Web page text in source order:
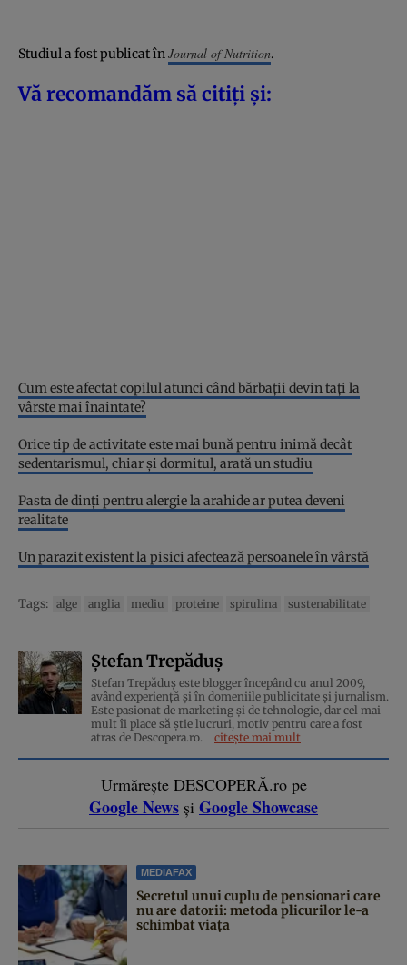
Studiul a fost publicat înJournal of Nutrition.
Vă recomandăm să citiți și:
Cum este afectat copilul atunci când bărbații devin tați la
vârste mai înaintate?
Orice tip de activitate este mai bună pentru inimă decât
sedentarismul, chiar și dormitul, arată un studiu
Pasta de dinți pentru alergie la arahide ar putea deveni
realitate
Un parazit existent la pisici afectează persoanele în vârstă
Tags: alge anglia mediu proteine spirulina sustenabilitate
Ștefan Trepăduș
Ștefan Trepăduș este blogger începând cu anul 2009,
având experiență și în domeniile publicitate și jurnalism.
Este pasionat de marketing și de tehnologie, dar cel mai
mult îi place să știe lucruri, motiv pentru care a fost
atras de Descopera.ro.
citește mai mult
Urmărește DESCOPERĂ.ro pe
Google News și Google Showcase
MEDIAFAX
Secretul unui cuplu de pensionari care
nu are datorii: metoda plicurilor le-a
schimbat viața